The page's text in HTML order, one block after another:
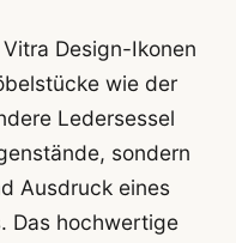
Design-Ikonen
wie der
Ledersessel
sondern
Ausdruck eines
Das hochwertige